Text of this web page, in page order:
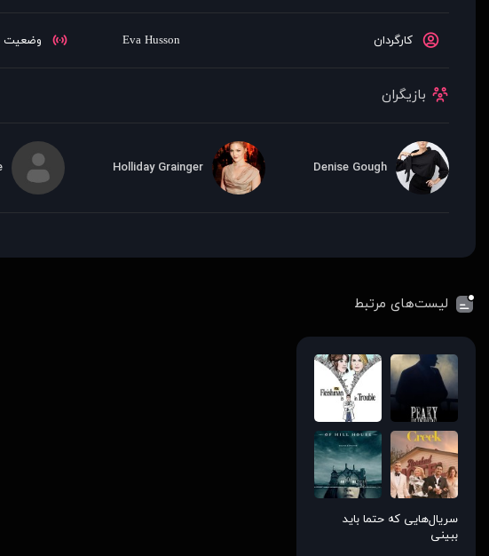
کارگردان Eva Husson
بازیگران
Denise Gough
Holliday Grainger
لیست‌های مرتبط
سریال‌هایی که حتما باید
ببینی